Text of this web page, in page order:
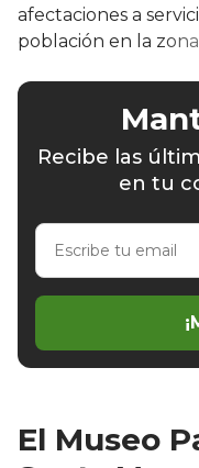
afectaciones a
población en la zona
Recibe las
en tu
Escribe
email
El Museo